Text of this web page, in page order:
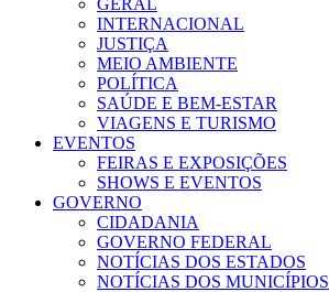
INTERNACIONAL
JUSTIÇA
MEIO AMBIENTE
POLÍTICA
SAÚDE E BEM-ESTAR
VIAGENS E TURISMO
EVENTOS
FEIRAS E EXPOSIÇÕES
SHOWS E EVENTOS
GOVERNO
CIDADANIA
GOVERNO FEDERAL
NOTÍCIAS DOS ESTADOS
NOTÍCIAS DOS MUNICÍPIOS